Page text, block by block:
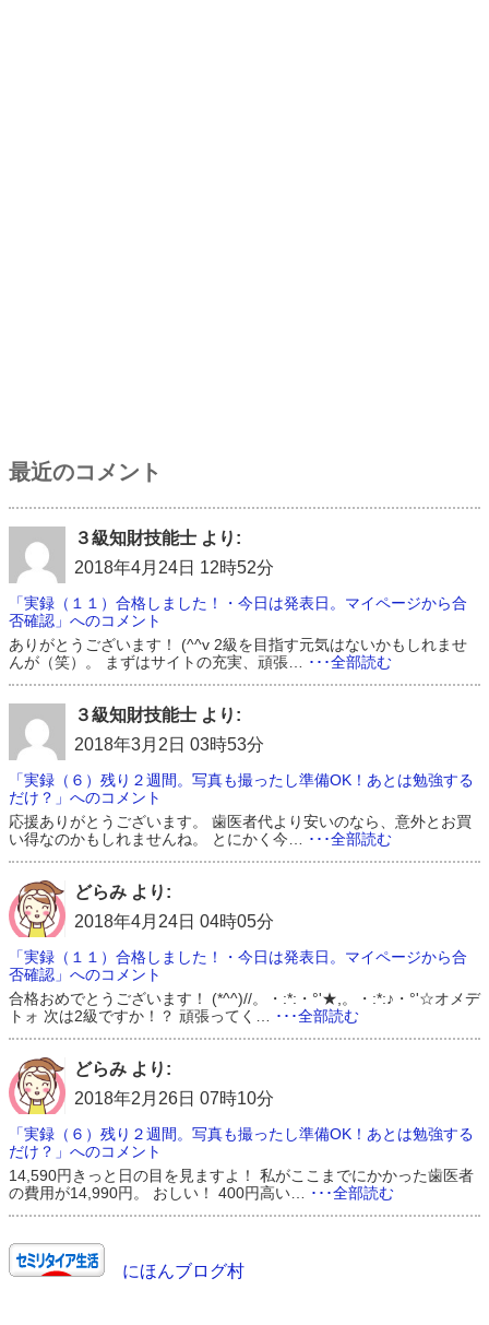
最近のコメント
３級知財技能士 より:
2018年4月24日 12時52分
「実録（１１）合格しました！・今日は発表日。マイページから合
否確認」へのコメント
ありがとうございます！ (^^v 2級を目指す元気はないかもしれませ
んが（笑）。 まずはサイトの充実、頑張…
･･･全部読む
３級知財技能士 より:
2018年3月2日 03時53分
「実録（６）残り２週間。写真も撮ったし準備OK！あとは勉強する
だけ？」へのコメント
応援ありがとうございます。 歯医者代より安いのなら、意外とお買
い得なのかもしれませんね。 とにかく今…
･･･全部読む
どらみ より:
2018年4月24日 04時05分
「実録（１１）合格しました！・今日は発表日。マイページから合
否確認」へのコメント
合格おめでとうございます！ (*^^)//。・:*:・°'★,。・:*:♪・°'☆オメデ
トォ 次は2級ですか！？ 頑張ってく…
･･･全部読む
どらみ より:
2018年2月26日 07時10分
「実録（６）残り２週間。写真も撮ったし準備OK！あとは勉強する
だけ？」へのコメント
14,590円きっと日の目を見ますよ！ 私がここまでにかかった歯医者
の費用が14,990円。 おしい！ 400円高い…
･･･全部読む
にほんブログ村